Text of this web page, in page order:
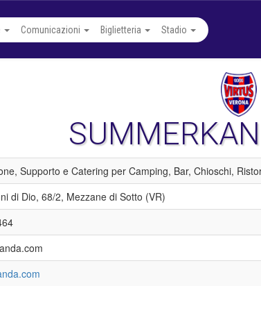
Comunicazioni Biglietteria Stadio
Supporto e Catering per Camping, Bar, Chioschi,
di Dio, 68/2, Mezzane di Sotto (VR)